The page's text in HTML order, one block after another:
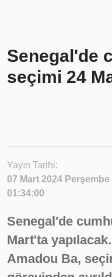
Senegal'de
seçimi 24
Yayın Tarihi:
07 Mart 2024 Perşembe
01:34:00
Senegal'de
Mart'ta
Amadou Ba,